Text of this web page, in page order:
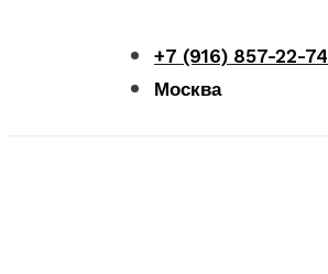
+7 (916) 857-22-74
Москва